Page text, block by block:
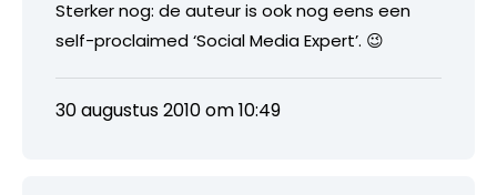
Sterker nog: de auteur is ook nog eens een
self-proclaimed ‘Social Media Expert’. 😉
30 augustus 2010 om 10:49